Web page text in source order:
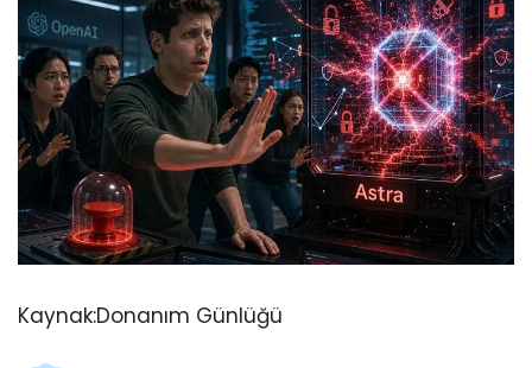
Kaynak:Donanım Günlüğü